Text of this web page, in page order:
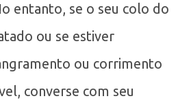
entanto, se o seu colo do
ou se estiver
ou corrimento
converse com seu